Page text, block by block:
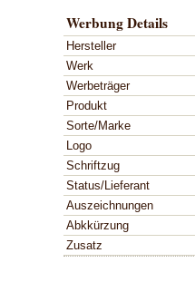
Werbung Details
Hersteller
Werk
Werbeträger
Produkt
Sorte/Marke
Logo
Schriftzug
Status/Lieferant
Auszeichnungen
Abkkürzung
Zusatz